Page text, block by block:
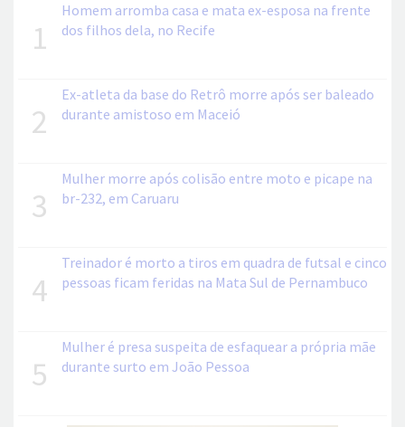
1
Homem arromba casa e mata ex-esposa na frente
dos filhos dela, no Recife
2
Ex-atleta da base do Retrô morre após ser baleado
durante amistoso em Maceió
3
Mulher morre após colisão entre moto e picape na
br-232, em Caruaru
4
Treinador é morto a tiros em quadra de futsal e cinco
pessoas ficam feridas na Mata Sul de Pernambuco
5
Mulher é presa suspeita de esfaquear a própria mãe
durante surto em João Pessoa